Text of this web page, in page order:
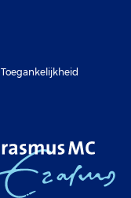
Toegankelijkheid